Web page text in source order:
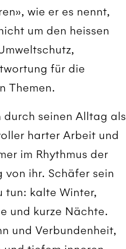
wie er es nennt,
um den heissen
für die
Themen.
seinen Alltag als
harter Arbeit und
im Rhythmus der
ihr. Schäfer sein
tun: kalte Winter,
und kurze Nächte.
und Verbundenheit,